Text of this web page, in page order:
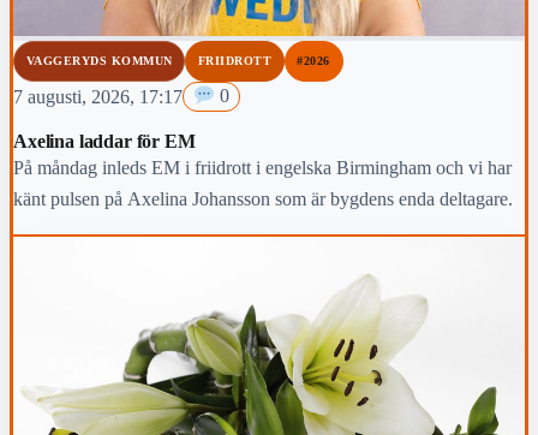
VAGGERYDS KOMMUN FRIIDROTT #2026
7 augusti, 2026, 17:17 0
Axelina laddar för EM
På måndag inleds EM i friidrott i engelska Birmingham och vi har
känt pulsen på Axelina Johansson som är bygdens enda deltagare.